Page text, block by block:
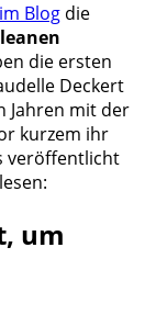
Blog die
die ersten
Deckert
Jahren mit der
kurzem ihr
veröffentlicht
um